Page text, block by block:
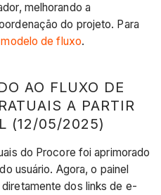
melhorando a
do projeto. Para
de fluxo.
AO FLUXO DE
A PARTIR
(12/05/2025)
do Procore foi aprimorado
usuário. Agora, o painel
dos links de e-